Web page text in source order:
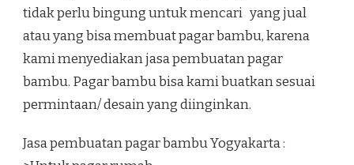
tidak perlu bingung untuk mencari yang jual
atau yang bisa membuat pagar bambu, karena
kami menyediakan jasa pembuatan pagar
bambu. Pagar bambu bisa kami buatkan sesuai
permintaan/ desain yang diinginkan.
Jasa pembuatan pagar bambu Yogyakarta :